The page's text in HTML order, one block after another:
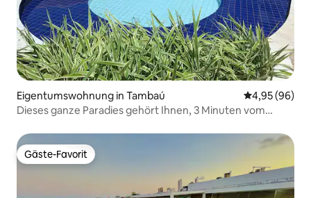
Eigentumswohnung in Tambaú
4,95 (96)
Dieses ganze Paradies gehört Ihnen, 3 Minuten vom
Gäste-Favorit
Gäste-Favorit